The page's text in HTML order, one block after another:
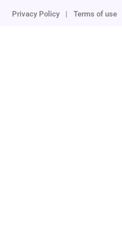
Privacy Policy | Terms of use